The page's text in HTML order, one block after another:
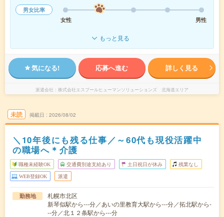
男女比率
女性
男性
もっと見る
気になる! 応募へ進む 詳しく見る
派遣会社 株式会社エスプールヒューマンソリューションズ 北海道エリア
未読 掲載日 2026/08/02
＼10年後にも残る仕事／～60代も現役活躍中
の職場へ＊介護
職種未経験OK 交通費別途支給あり 土日祝日が休み 残業なし
WEB登録OK 派遣
勤務地
札幌市北区
新琴似駅から---分／あいの里教育大駅から---分／拓北駅から-
--分／北１２条駅から---分